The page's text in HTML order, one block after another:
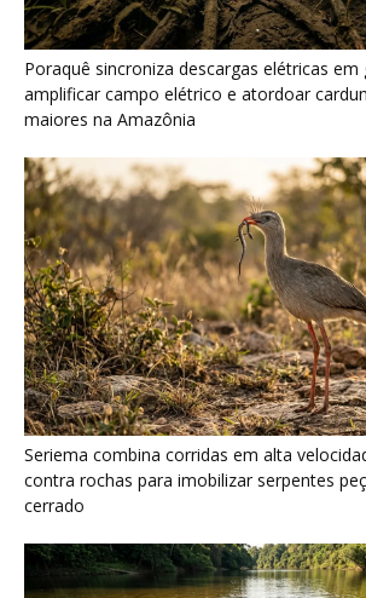
Seriema combina corridas em alta
contra rochas para imobilizar serpentes
cerrado
Ariranha sincroniza caça coletiva com
e cerca cardumes em rios rasos da